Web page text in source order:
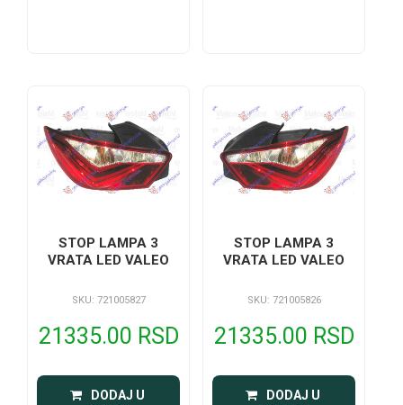
STOP LAMPA 3
VRATA LED VALEO
SKU: 721005827
21335.00 RSD
DODAJ U
STOP LAMPA 3
VRATA LED VALEO
SKU: 721005826
21335.00 RSD
DODAJ U